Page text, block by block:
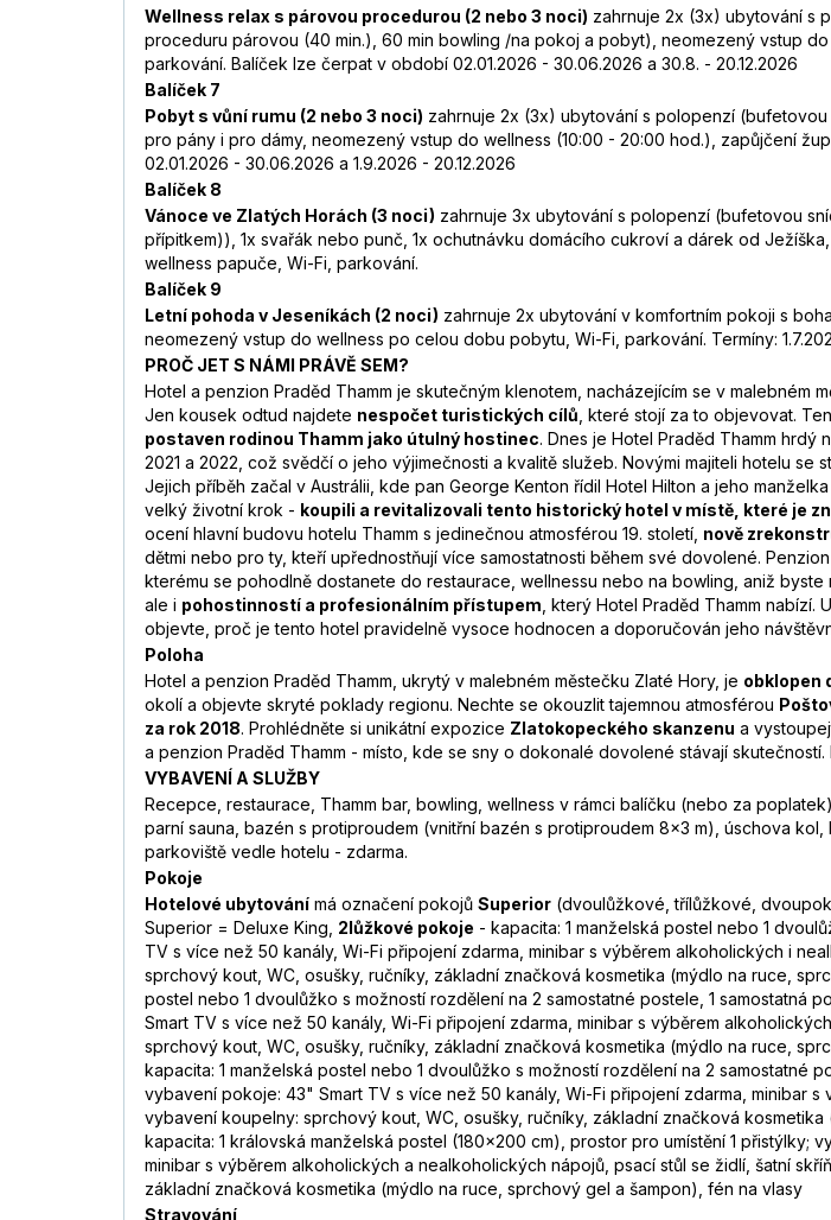
Wellness relax s párovou procedurou (2 nebo 3 noci) zahrnuje 2x (3x) ubytování s
proceduru párovou (40 min.), 60 min bowling /na pokoj a pobyt), neomezený vstup
parkování. Balíček lze čerpat v období 02.01.2026 - 30.06.2026 a 30.8. - 20.12.2026
Balíček 7
Pobyt s vůní rumu (2 nebo 3 noci) zahrnuje 2x (3x) ubytování s polopenzí
pro pány i pro dámy, neomezený vstup do wellness (10:00 - 20:00 hod.), zapůjčení
02.01.2026 - 30.06.2026 a 1.9.2026 - 20.12.2026
Balíček 8
Vánoce ve Zlatých Horách (3 noci) zahrnuje 3x ubytování s polopenzí (bufetovou
přípitkem)), 1x svařák nebo punč, 1x ochutnávku domácího cukroví a dárek od
wellness papuče, Wi-Fi, parkování.
Balíček 9
Letní pohoda v Jeseníkách (2 noci) zahrnuje 2x ubytování v komfortním pokoji s
neomezený vstup do wellness po celou dobu pobytu, Wi-Fi, parkování. Termíny:
PROČ JET S NÁMI PRÁVĚ SEM?
Hotel a penzion Praděd Thamm je skutečným klenotem, nacházejícím se v malebném
Jen kousek odtud najdete nespočet turistických cílů , které stojí za to objevovat.
postaven rodinou Thamm jako útulný hostinec. Dnes je Hotel Praděd Thamm hrdý
2021 a 2022, což svědčí o jeho výjimečnosti a kvalitě služeb. Novými majiteli hotelu se
Jejich příběh začal v Austrálii, kde pan George Kenton řídil Hotel Hilton a jeho
velký životní krok - koupili a revitalizovali tento historický hotel v místě, které je
ocení hlavní budovu hotelu Thamm s jedinečnou atmosférou 19. století, nově
dětmi nebo pro ty, kteří upřednostňují více samostatnosti během své dovolené.
kterému se pohodlně dostanete do restaurace, wellnessu nebo na bowling, aniž
ale i pohostinností a profesionálním přístupem , který Hotel Praděd Thamm nabízí.
objevte, proč je tento hotel pravidelně vysoce hodnocen a doporučován jeho
Poloha
Hotel a penzion Praděd Thamm, ukrytý v malebném městečku Zlaté Hory, je obklopen
okolí a objevte skryté poklady regionu. Nechte se okouzlit tajemnou atmosférou
za rok 2018. Prohlédněte si unikátní expozice Zlatokopeckého skanzenu a
a penzion Praděd Thamm - místo, kde se sny o dokonalé dovolené stávají
VYBAVENÍ A SLUŽBY
Recepce, restaurace, Thamm bar, bowling, wellness v rámci balíčku (nebo za
parní sauna, bazén s protiproudem (vnitřní bazén s protiproudem 8x3 m), úschova
parkoviště vedle hotelu - zdarma.
Pokoje
Hotelové ubytování má označení pokojů Superior (dvoulůžkové, třílůžkové,
Superior = Deluxe King, 2lůžkové pokoje - kapacita: 1 manželská postel nebo 1
TV s více než 50 kanály, Wi-Fi připojení zdarma, minibar s výběrem alkoholických i
sprchový kout, WC, osušky, ručníky, základní značková kosmetika (mýdlo na ruce,
postel nebo 1 dvoulůžko s možností rozdělení na 2 samostatné postele, 1
Smart TV s více než 50 kanály, Wi-Fi připojení zdarma, minibar s výběrem
sprchový kout, WC, osušky, ručníky, základní značková kosmetika (mýdlo na ruce,
kapacita: 1 manželská postel nebo 1 dvoulůžko s možností rozdělení na 2 samostatné
vybavení pokoje: 43" Smart TV s více než 50 kanály, Wi-Fi připojení zdarma, minibar
vybavení koupelny: sprchový kout, WC, osušky, ručníky, základní značková
kapacita: 1 královská manželská postel (180×200 cm), prostor pro umístění 1
minibar s výběrem alkoholických a nealkoholických nápojů, psací stůl se židlí, šatní
základní značková kosmetika (mýdlo na ruce, sprchový gel a šampon), fén na vlasy
Stravování